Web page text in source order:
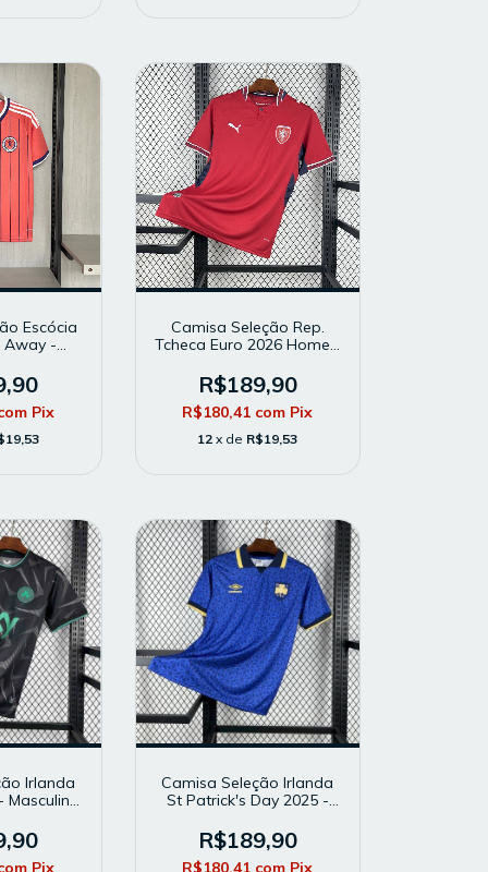
Escócia
Away -
Pix
Camisa Seleção Rep.
Tcheca Euro 2026 Home -
Torcedor - Vermelha
R$189,90
R$180,41 com Pix
12 x de R$19,53
Irlanda
Masculina
Pix
Camisa Seleção Irlanda
St Patrick's Day 2025 -
Torcedor - Azul
R$189,90
R$180,41 com Pix